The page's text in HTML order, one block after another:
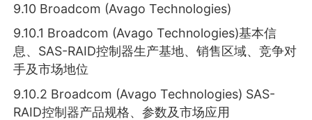
9.10 Broadcom (Avago Technologies)
9.10.1 Broadcom (Avago Technologies)基本信
息、SAS-RAID控制器生产基地、销售区域、竞争对
手及市场地位
9.10.2 Broadcom (Avago Technologies) SAS-
RAID控制器产品规格、参数及市场应用